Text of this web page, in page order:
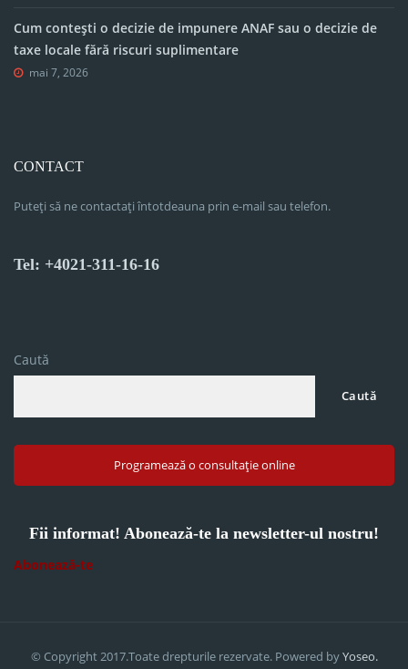
Cum contești o decizie de impunere ANAF sau o decizie de
taxe locale fără riscuri suplimentare
mai 7, 2026
CONTACT
Puteți să ne contactați întotdeauna prin e-mail sau telefon.
Tel: +4021-311-16-16
Caută
Caută
Programează o consultație online
Fii informat! Abonează-te la newsletter-ul nostru!
Abonează-te
© Copyright 2017.Toate drepturile rezervate. Powered byYoseo.